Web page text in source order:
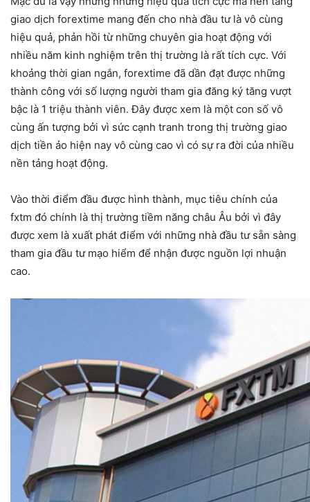
giao dịch forextime mang đến cho nhà đầu tư là vô cùng
hiệu quả, phản hồi từ những chuyên gia hoạt động với
nhiều năm kinh nghiệm trên thị trường là rất tích cực. Với
khoảng thời gian ngắn, forextime đã dần đạt được những
thành công với số lượng người tham gia đăng ký tăng vượt
bậc là 1 triệu thành viên. Đây được xem là một con số vô
cùng ấn tượng bởi vì sức cạnh tranh trong thị trường giao
dịch tiền ảo hiện nay vô cùng cao vì có sự ra đời của nhiều
nền tảng hoạt động.
Vào thời điểm đầu được hình thành, mục tiêu chính của
fxtm đó chính là thị trường tiềm năng châu Âu bởi vì đây
được xem là xuất phát điểm với những nhà đầu tư sẵn sàng
tham gia đầu tư mạo hiểm để nhận được nguồn lợi nhuận
cao.